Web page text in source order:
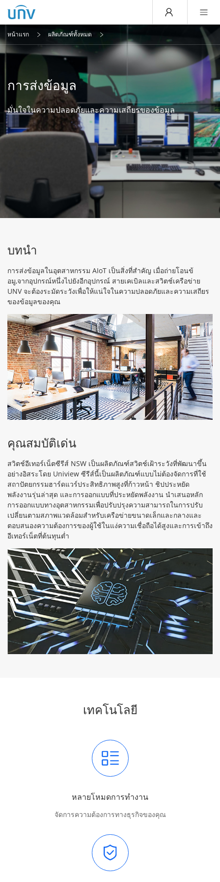
หน้าแรก ผลิตภัณฑ์ทั้งหมด
การส่งข้อมูล
มั่นใจในความปลอดภัยและความเสถียรของข้อมูล
บทนำ
การส่งข้อมูลในอุตสาหกรรม AIoT เป็นสิ่งที่สำคัญ เมื่อถ่ายโอนข้
อมู,จากอุปกรณ์หนึ่งไปยังอีกอุปกรณ์ สายเคเบิลและสวิตช์เครือข่าย
UNV จะต้องระมัดระวังเพื่อให้แน่ใจในความปลอดภัยและความเสถียร
ของข้อมูลของคุณ
คุณสมบัติเด่น
สวิตช์อีเทอร์เน็ตซีรีส์ NSW เป็นผลิตภัณฑ์สวิตช์เฝ้าระวังที่พัฒนาขึ้น
อย่างอิสระโดย Uniview ซีรีส์นี้เป็นผลิตภัณฑ์แบบไม่ต้องจัดการที่ใช้
สถาปัตยกรรมฮาร์ดแวร์ประสิทธิภาพสูงที่ก้าวหน้า ชิปประหยัด
พลังงานรุ่นล่าสุด และการออกแบบที่ประหยัดพลังงาน นำเสนอหลัก
การออกแบบทางอุตสาหกรรมเพื่อปรับปรุงความสามารถในการปรับ
เปลี่ยนตามสภาพแวดล้อมสำหรับเครือข่ายขนาดเล็กและกลางและ
ตอบสนองความต้องการของผู้ใช้ในแง่ความเชื่อถือได้สูงและการเข้าถึง
อีเทอร์เน็ตที่ต้นทุนต่ำ
เทคโนโลยี
หลายโหมดการทำงาน
จัดการความต้องการทางธุรกิจของคุณ